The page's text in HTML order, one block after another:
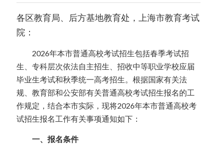
心理咨询
美国高中DC
Waterloo School
日本高中留学
联系我们
各区教育局、后方基地教育处，上海市教育考试
院：
2026年本市普通高校考试招生包括春季考试招
生、专科层次依法自主招生、招收中等职业学校应届
毕业生考试和秋季统一高考招生。根据国家有关法
规、教育部和公安部有关普通高校考试招生报名的工
作规定，结合本市实际，现将2026年本市普通高校考
试招生报名工作有关事项通知如下：
一、报名条件